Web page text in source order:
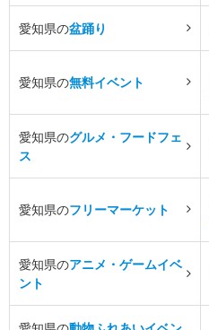
愛知県の盆踊り
愛知県の無料イベント
愛知県のグルメ・フードフェ
ス
愛知県のフリーマーケット
愛知県のアニメ・ゲームイベ
ント